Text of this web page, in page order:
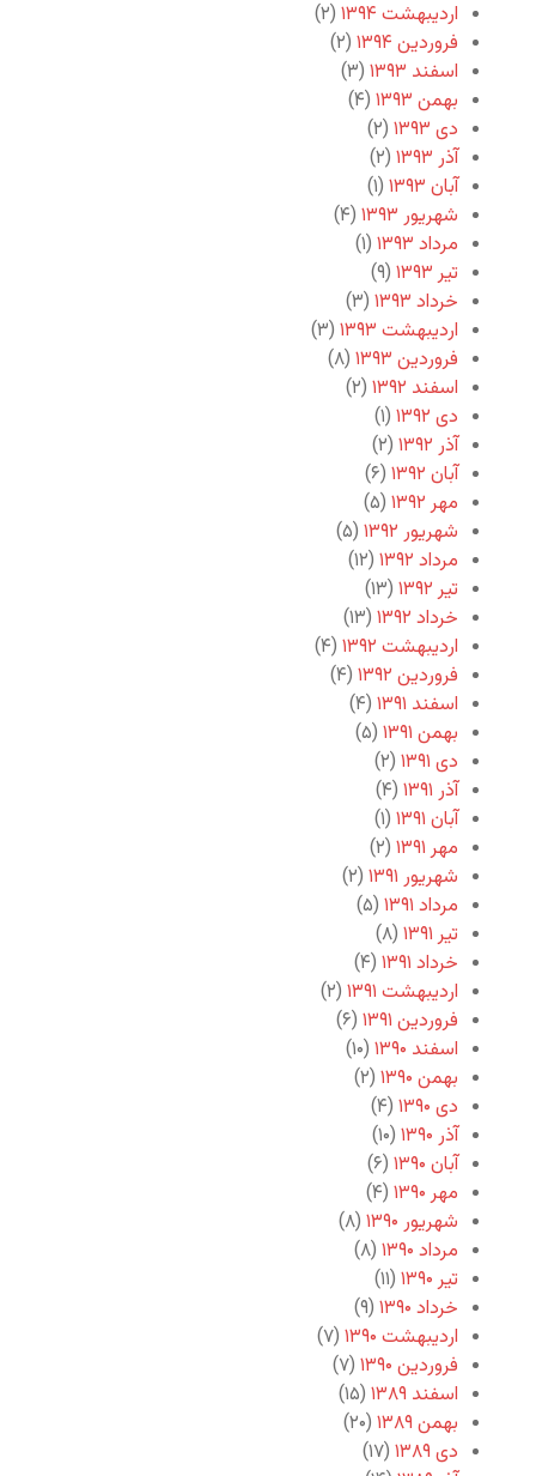
اردیبهشت ۱۳۹۴
(۲)
فروردین ۱۳۹۴
(۲)
اسفند ۱۳۹۳
(۳)
بهمن ۱۳۹۳
(۴)
دی ۱۳۹۳
(۲)
آذر ۱۳۹۳
(۲)
آبان ۱۳۹۳
(۱)
شهریور ۱۳۹۳
(۴)
مرداد ۱۳۹۳
(۱)
تیر ۱۳۹۳
(۹)
خرداد ۱۳۹۳
(۳)
اردیبهشت ۱۳۹۳
(۳)
فروردین ۱۳۹۳
(۸)
اسفند ۱۳۹۲
(۲)
دی ۱۳۹۲
(۱)
آذر ۱۳۹۲
(۲)
آبان ۱۳۹۲
(۶)
مهر ۱۳۹۲
(۵)
شهریور ۱۳۹۲
(۵)
مرداد ۱۳۹۲
(۱۲)
تیر ۱۳۹۲
(۱۳)
خرداد ۱۳۹۲
(۱۳)
اردیبهشت ۱۳۹۲
(۴)
فروردین ۱۳۹۲
(۴)
اسفند ۱۳۹۱
(۴)
بهمن ۱۳۹۱
(۵)
دی ۱۳۹۱
(۲)
آذر ۱۳۹۱
(۴)
آبان ۱۳۹۱
(۱)
مهر ۱۳۹۱
(۲)
شهریور ۱۳۹۱
(۲)
مرداد ۱۳۹۱
(۵)
تیر ۱۳۹۱
(۸)
خرداد ۱۳۹۱
(۴)
اردیبهشت ۱۳۹۱
(۲)
فروردین ۱۳۹۱
(۶)
اسفند ۱۳۹۰
(۱۰)
بهمن ۱۳۹۰
(۲)
دی ۱۳۹۰
(۴)
آذر ۱۳۹۰
(۱۰)
آبان ۱۳۹۰
(۶)
مهر ۱۳۹۰
(۴)
شهریور ۱۳۹۰
(۸)
مرداد ۱۳۹۰
(۸)
تیر ۱۳۹۰
(۱۱)
خرداد ۱۳۹۰
(۹)
اردیبهشت ۱۳۹۰
(۷)
فروردین ۱۳۹۰
(۷)
اسفند ۱۳۸۹
(۱۵)
بهمن ۱۳۸۹
(۲۰)
دی ۱۳۸۹
(۱۷)